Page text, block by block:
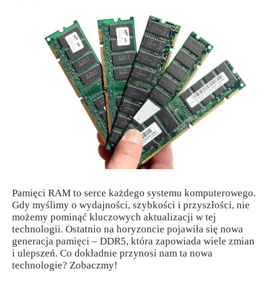
Pamięci RAM to serce każdego systemu komputerowego.
Gdy myślimy o wydajności, szybkości i przyszłości, nie
możemy pominąć kluczowych aktualizacji w tej
technologii. Ostatnio na horyzoncie pojawiła się nowa
generacja pamięci – DDR5, która zapowiada wiele zmian
i ulepszeń. Co dokładnie przynosi nam ta nowa
technologie? Zobaczmy!